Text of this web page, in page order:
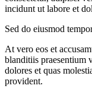
incidunt ut labore et
Sed do eiusmod
At vero eos et
blanditiis praesentium
dolores et quas
provident.